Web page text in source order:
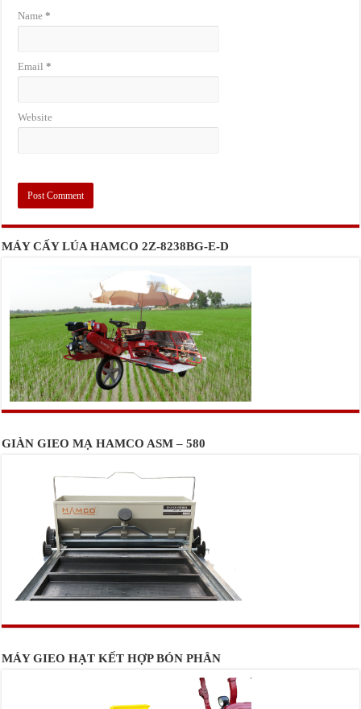
Name*
Email*
Website
MÁY CẤY LÚA HAMCO 2Z-8238BG-E-D
GIÀN GIEO MẠ HAMCO ASM – 580
MÁY GIEO HẠT KẾT HỢP BÓN PHÂN